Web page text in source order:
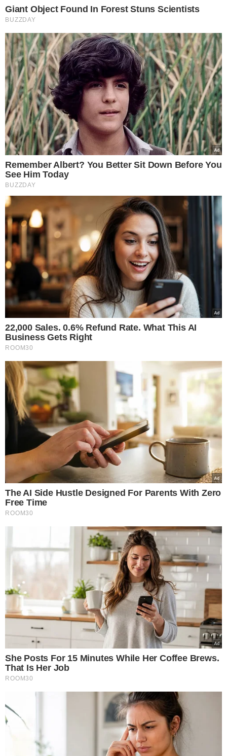
S.A. e seu sócio Rodrigo Moraes;
.WM System Informática Ltda. e seu sócio Anderson
(Fonte: g1)
TÓPICOS
INSS FRAUDE AGU CGU BLOQUEIO DE BENS
VER COMENTÁRIOS
VEJA TAMBÉM
75,5 MIL VAGAS OFERTADAS
Fies 2026: estudantes
devem completar
informações até esta
terça-feira (4)
VEJA MAIS NOTÍCIAS